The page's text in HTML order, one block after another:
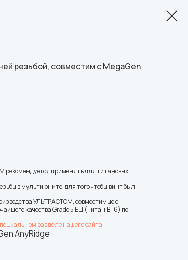
резьбой, совместим с MegaGen
применять для титановых
в мультиюните, для того чтобы винт был
УЛЬТРАСТОМ, совместимые с
качества Grade 5 ELI (Титан ВТ6) по
разделе нашего сайта.
AnyRidge